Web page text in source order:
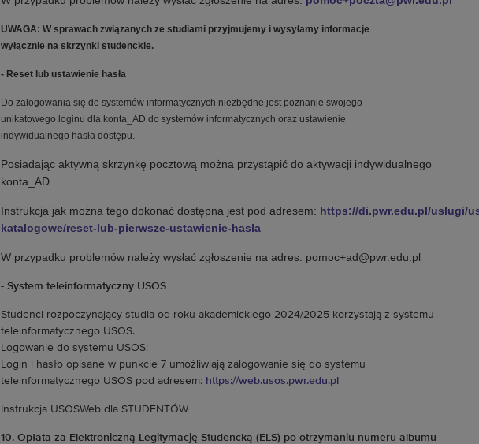
UWAGA: W sprawach związanych ze studiami przyjmujemy i wysyłamy informacje
wyłącznie na skrzynki studenckie.
- Reset lub ustawienie hasła
Do zalogowania się do systemów informatycznych niezbędne jest poznanie swojego
unikatowego loginu dla konta_AD do systemów informatycznych oraz ustawienie
indywidualnego hasła dostępu.
Posiadając aktywną skrzynkę pocztową można przystąpić do aktywacji indywidualnego
konta_AD.
Instrukcja jak można tego dokonać dostępna jest pod adresem: https://di.pwr.edu.pl/uslugi/
katalogowe/reset-lub-pierwsze-ustawienie-hasla
W przypadku problemów należy wysłać zgłoszenie na adres: pomoc+ad@pwr.edu.pl
- System teleinformatyczny USOS
Studenci rozpoczynający studia od roku akademickiego 2024/2025 korzystają z systemu
teleinformatycznego USOS.
Logowanie do systemu USOS:
Login i hasło opisane w punkcie 7 umożliwiają zalogowanie się do systemu
teleinformatycznego USOS pod adresem: https://web.usos.pwr.edu.pl
Instrukcja USOSWeb dla STUDENTÓW
10. Opłata za Elektroniczną Legitymację Studencką (ELS) po otrzymaniu numeru albumu